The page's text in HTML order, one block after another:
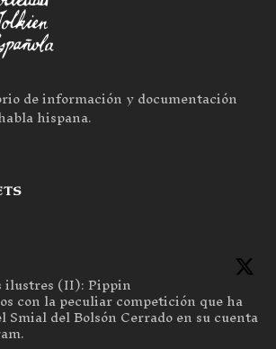
de información y documentación
hispana.
ilustres (II): Pippin
con la peculiar competición que ha
Smial del Bolsón Cerrado en su cuenta